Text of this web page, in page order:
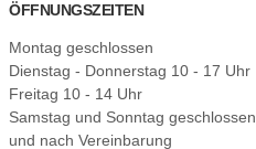
ÖFFNUNGSZEITEN
Montag geschlossen
Dienstag - Donnerstag 10 - 17 Uhr
Freitag 10 - 14 Uhr
Samstag und Sonntag geschlossen
und nach Vereinbarung